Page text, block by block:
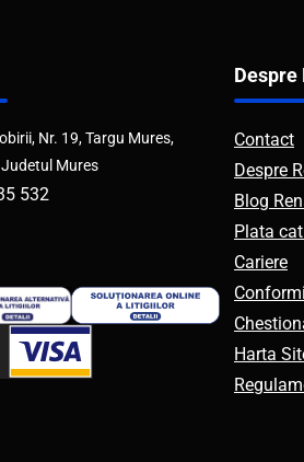
Nr. 19, Targu Mures,
Mures
532
Despre
Contact
Despre
Blog
Plata
Cariere
Harta